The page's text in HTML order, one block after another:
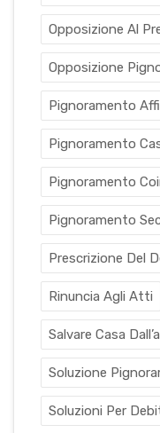
Opposizione Al
Opposizione
Pignoramento
Pignoramento
Pignoramento
Pignoramento
Prescrizione Del
Rinuncia Agli Atti
Salvare Casa
Soluzione
Soluzioni Per